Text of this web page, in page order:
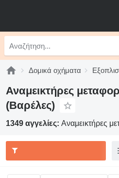
Δομικά οχήματα
Αναμεικτήρες
(Βαρέλες)
1349 αγγελίες: Αναμεικτήρες